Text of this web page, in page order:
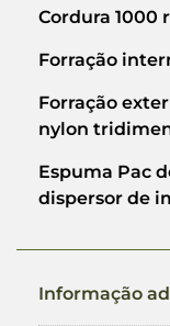
Cordura 1000
Forração
Forração
nylon
Espuma Pac
dispersor de
Informação